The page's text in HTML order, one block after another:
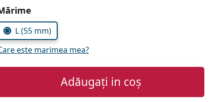
parametrii
L (55 mm)
este marimea mea?
Adăugați in coș